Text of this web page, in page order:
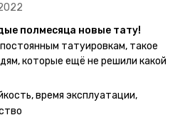
полмесяца новые тату!
татуировкам, такое
которые ещё не решили какой
жизнь - продукт еверинк
- после нанесения не нужно
вода их так просто не смоет. К
время эксплуатации,